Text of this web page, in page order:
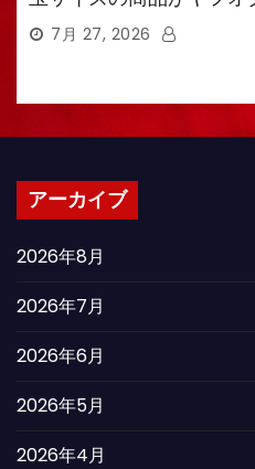
7月 27, 2026
アーカイブ
2026年8月
2026年7月
2026年6月
2026年5月
2026年4月